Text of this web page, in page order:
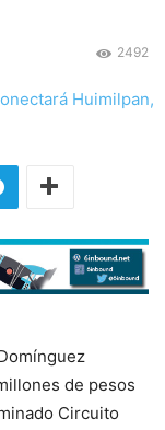
2492
de pesos
Circuito